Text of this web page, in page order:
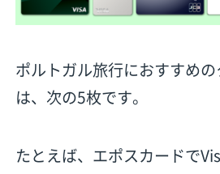
ポルトガル旅行におすすめ
は、次の5枚です。
たとえば、エポスカードで